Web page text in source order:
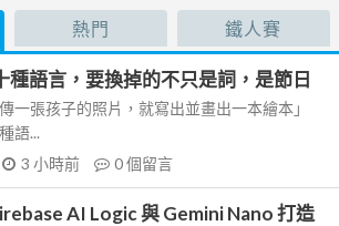
熱門 鐵人賽
種語言，要換掉的不只是詞，是節日
一張孩子的照片，就寫出並畫出一本繪本」
語...
3 小時前 0個留言
AI Logic 與 Gemini Nano 打造